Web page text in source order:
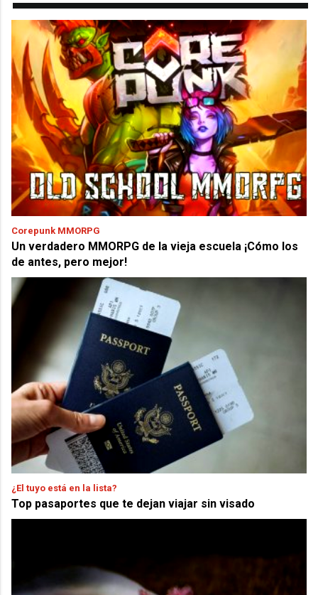
Corepunk MMORPG
Un verdadero MMORPG de la vieja escuela ¡Cómo los
de antes, pero mejor!
¿El tuyo está en la lista?
Top pasaportes que te dejan viajar sin visado